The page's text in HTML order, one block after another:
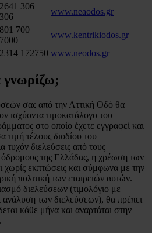
2641 306
306
www.neaodos.gr
801 700
7000
www.kentrikiodos.gr
2314 172750 www.neodos.gr
γνωρίζω;
σας από την Αττική Οδό θα
ισχύοντα τιμοκατάλογο του
στο οποίο έχετε εγγραφεί και
τιμή τέλους διοδίου του
τυχόν διελεύσεις από τους
της Ελλάδας, η χρέωση των
χωρίς εκπτώσεις και σύμφωνα με την
πολιτική των εταιρειών αυτών.
διελεύσεων (τιμολόγιο με
ανάλυση των διελεύσεων), θα πρέπει
κάθε μήνα και αναρτάται στην